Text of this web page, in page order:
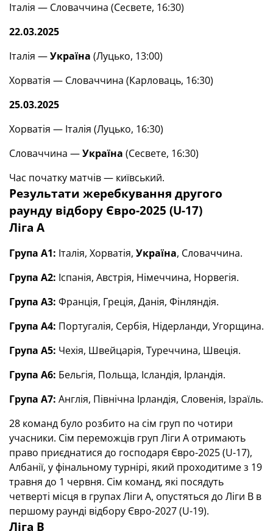
Італія — Словаччина (Сесвете, 16:30)
22.03.2025
Італія —Україна (Луцько, 13:00)
Хорватія — Словаччина (Карловаць, 16:30)
25.03.2025
Хорватія — Італія (Луцько, 16:30)
Словаччина —Україна (Сесвете, 16:30)
Час початку матчів — київський.
Результати жеребкування другого
раунду відбору Євро-2025 (U-17)
Ліга А
Група А1: Італія, Хорватія, Україна, Словаччина.
Група А2: Іспанія, Австрія, Німеччина, Норвегія.
Група А3: Франція, Греція, Данія, Фінляндія.
Група А4: Португалія, Сербія, Нідерланди, Угорщина.
Група А5: Чехія, Швейцарія, Туреччина, Швеція.
Група А6: Бельгія, Польща, Ісландія, Ірландія.
Група А7: Англія, Північна Ірландія, Словенія, Ізраїль.
28 команд було розбито на сім груп по чотири
учасники. Сім переможців груп Ліги А отримають
право приєднатися до господаря Євро-2025 (U-17),
Албанії, у фінальному турнірі, який проходитиме з 19
травня до 1 червня. Сім команд, які посядуть
четверті місця в групах Ліги A, опустяться до Ліги B в
першому раунді відбору Євро-2027 (U-19).
Ліга В